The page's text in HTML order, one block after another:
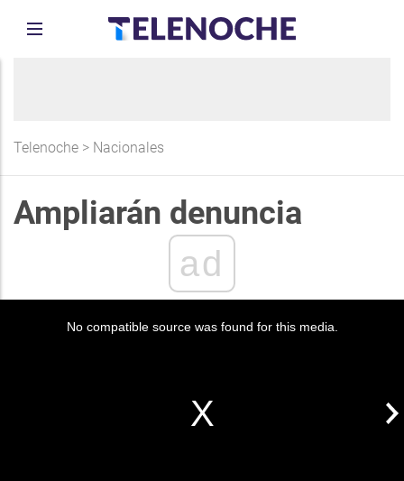
Telenoche > Nacionales
Ampliarán denuncia
ad
No compatible source was found for this media.